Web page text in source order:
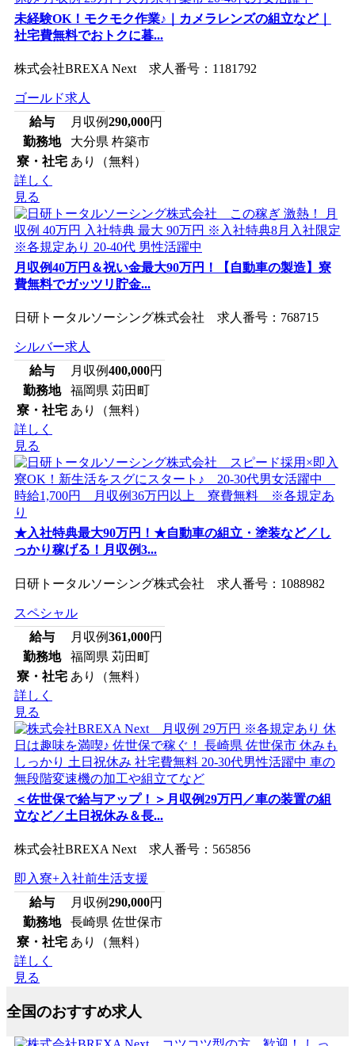
未経験OK！モクモク作業♪｜カメラレンズの組立など｜
社宅費無料でおトクに暮...
株式会社BREXA Next 求人番号：1181792
ゴールド求人
給与
月収例290,000円
勤務地
大分県 杵築市
寮・社宅 あり（無料）
詳しく
見る
月収例40万円＆祝い金最大90万円！【自動車の製造】寮
費無料でガッツリ貯金...
日研トータルソーシング株式会社 求人番号：768715
シルバー求人
給与
月収例400,000円
勤務地
福岡県 苅田町
寮・社宅 あり（無料）
詳しく
見る
★入社特典最大90万円！★自動車の組立・塗装など／し
っかり稼げる！月収例3...
日研トータルソーシング株式会社 求人番号：1088982
スペシャル
給与
月収例361,000円
勤務地
福岡県 苅田町
寮・社宅 あり（無料）
詳しく
見る
＜佐世保で給与アップ！＞月収例29万円／車の装置の組
立など／土日祝休み＆長...
株式会社BREXA Next 求人番号：565856
即入寮+入社前生活支援
給与
月収例290,000円
勤務地
長崎県 佐世保市
寮・社宅 あり（無料）
詳しく
見る
全国のおすすめ求人